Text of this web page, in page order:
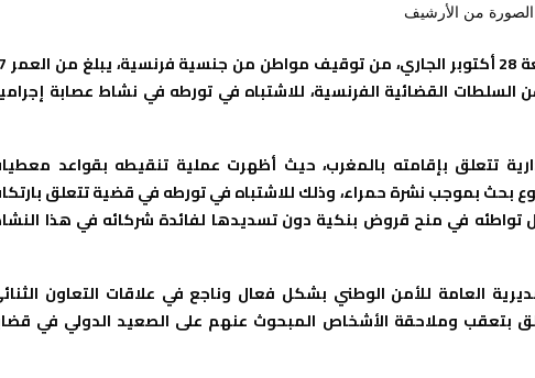
الصورة من الأرشيف
تمكنت عناصر الشرطة
القضائية الفرنسية، للاشتباه في تورطه في نشاط عصابة
تتعلق بإقامته بالمغرب، حيث أظهرت عملية تنقيطه بقواعد
بحث بموجب نشرة حمراء، وذلك للاشتباه في تورطه في قضية تتعلق
في منح قروض بنكية دون تسديدها لفائدة شركائه في هذا
العامة للأمن الوطني بشكل فعال وناجع في علاقات التعاون
بتعقب وملاحقة الأشخاص المبحوث عنهم على الصعيد الدولي في